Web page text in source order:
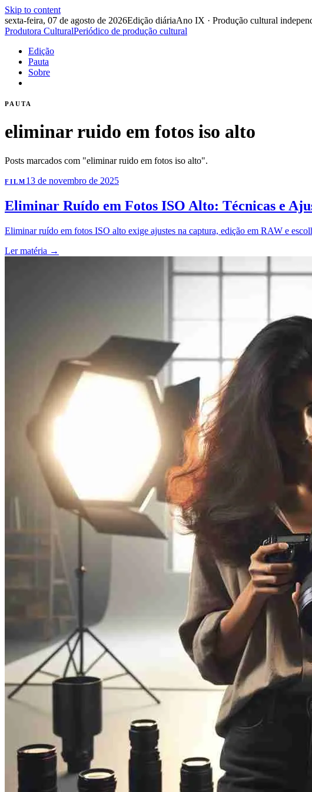
Skip to content
sexta-feira, 07 de agosto de 2026Edição diáriaAno IX · Produção cultural
Produtora CulturalPeriódico de produção cultural
Edição
Pauta
Sobre
PAUTA
eliminar ruido em fotos iso alto
Posts marcados com "eliminar ruido em fotos iso alto".
FILM 13 de novembro de 2025
Eliminar Ruído em Fotos ISO Alto: Técnicas e
Eliminar ruído em fotos ISO alto exige ajustes na captura, edição em RAW e
Ler matéria →